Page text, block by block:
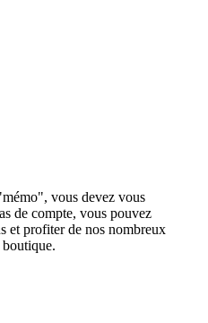
vous devez vous
de compte, vous pouvez
et profiter de nos nombreux